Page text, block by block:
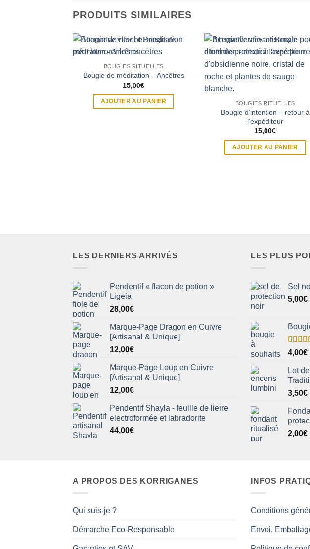
PRODUITS SIMILAIRES
BOUGIES RITUELLES
Bougie de méditation – Ancêtres
15,00€
AJOUTER AU PANIER BOUGIES RITUELLES
Bougie d’intention – retour à
l’expéditeur
15,00€
AJOUTER AU PANIER
LES DERNIERS ARRIVÉS
Pendentif « flacon de potion »
Ligeia
28,00€
Marque-Page Dragon en Cuivre
[Artisanal & Unique]
12,00€
Marque-Page Loup en Cuivre
[Artisanal & Unique]
12,00€
Pendentif Shayla - feuille de lierre
electroformée et labradorite
44,00€
LES PLUS
Sel
5,00€
Note
sur 5
4,00€
Lot
3,50€
2,00€
A PROPOS DES KORRIGANES
Qui suis-je ?
Démarche Eco-Responsable
INFOS
Conditions
Envoi,